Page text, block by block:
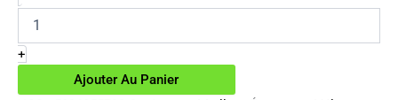
de
Maillot
manches
longues
+
Ajouter Au Panier